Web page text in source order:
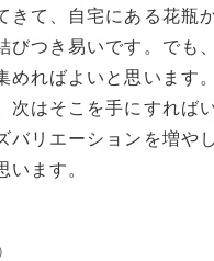
きて、自宅にある花瓶
びつき易いです。でも
めればよいと思います
次はそこを手にすれば
バリエーションを増や
います。